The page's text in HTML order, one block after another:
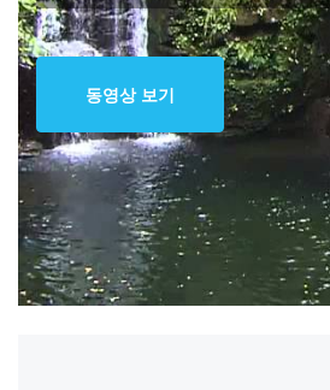
동영상 보기